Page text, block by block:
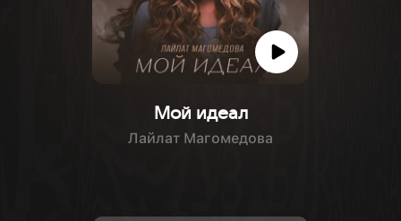
Мой идеал
Лайлат Магомедова